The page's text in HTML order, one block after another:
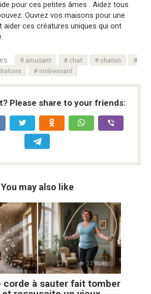
pour ces petites âmes . Aidez tous
Ouvrez vos maisons pour une
aider ces créatures uniques qui ont
amusant chat
chaton
intéressant
Please share to your friends:
You may also like
0 33 vues
corde à sauter fait tomber